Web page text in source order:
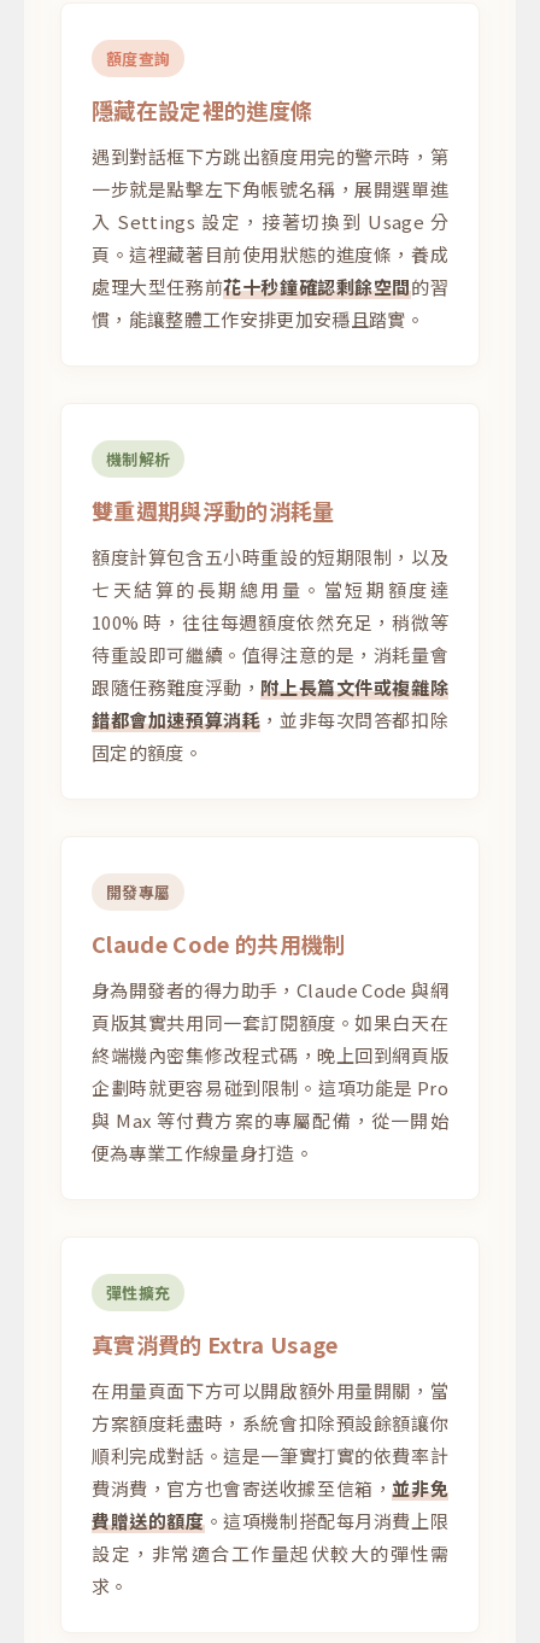
額度查詢
隱藏在設定裡的進度條
遇到對話框下方跳出額度用完的警示時，第
一步就是點擊左下角帳號名稱，展開選單進
入 Settings 設定，接著切換到 Usage 分
頁。這裡藏著目前使用狀態的進度條，養成
處理大型任務前花十秒鐘確認剩餘空間的習
慣，能讓整體工作安排更加安穩且踏實。
機制解析
雙重週期與浮動的消耗量
額度計算包含五小時重設的短期限制，以及
七天結算的長期總用量。當短期額度達
100% 時，往往每週額度依然充足，稍微等
待重設即可繼續。值得注意的是，消耗量會
跟隨任務難度浮動，附上長篇文件或複雜除
錯都會加速預算消耗 ，並非每次問答都扣除
固定的額度。
開發專屬
Claude Code 的共用機制
身為開發者的得力助手，Claude Code 與網
頁版其實共用同一套訂閱額度。如果白天在
終端機內密集修改程式碼，晚上回到網頁版
企劃時就更容易碰到限制。這項功能是 Pro
與 Max 等付費方案的專屬配備，從一開始
便為專業工作線量身打造。
彈性擴充
真實消費的 Extra Usage
在用量頁面下方可以開啟額外用量開關，當
方案額度耗盡時，系統會扣除預設餘額讓你
順利完成對話。這是一筆實打實的依費率計
費消費，官方也會寄送收據至信箱，並非免
費贈送的額度。這項機制搭配每月消費上限
設定，非常適合工作量起伏較大的彈性需
求。